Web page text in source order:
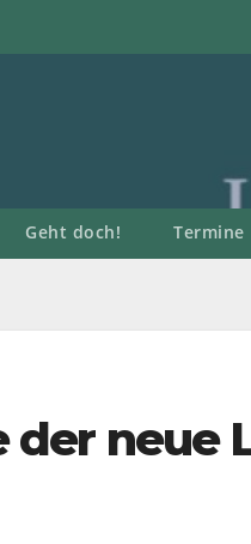
Geht doch! Termine
der neue